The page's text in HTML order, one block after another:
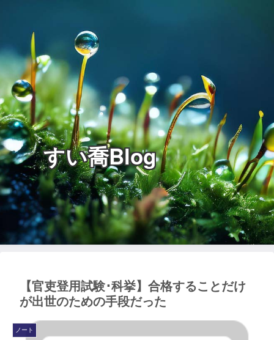
すい喬Blog
【官吏登用試験･科挙】合格することだけ
が出世のための手段だった
ノート